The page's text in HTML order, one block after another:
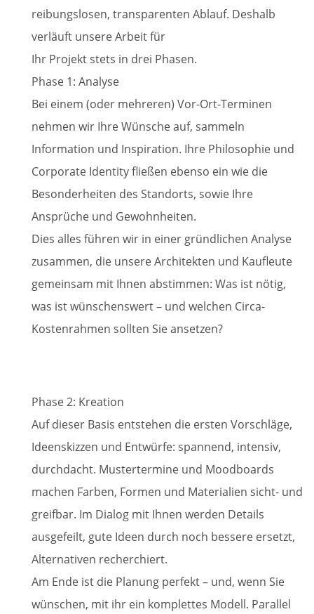
reibungslosen, transparenten Ablauf. Deshalb
verläuft unsere Arbeit für
Ihr Projekt stets in drei Phasen.
Phase 1: Analyse
Bei einem (oder mehreren) Vor-Ort-Terminen
nehmen wir Ihre Wünsche auf, sammeln
Information und Inspiration. Ihre Philosophie und
Corporate Identity fließen ebenso ein wie die
Besonderheiten des Standorts, sowie Ihre
Ansprüche und Gewohnheiten.
Dies alles führen wir in einer gründlichen Analyse
zusammen, die unsere Architekten und Kaufleute
gemeinsam mit Ihnen abstimmen: Was ist nötig,
was ist wünschenswert – und welchen Circa-
Kostenrahmen sollten Sie ansetzen?
Phase 2: Kreation
Auf dieser Basis entstehen die ersten Vorschläge,
Ideenskizzen und Entwürfe: spannend, intensiv,
durchdacht. Mustertermine und Moodboards
machen Farben, Formen und Materialien sicht- und
greifbar. Im Dialog mit Ihnen werden Details
ausgefeilt, gute Ideen durch noch bessere ersetzt,
Alternativen recherchiert.
Am Ende ist die Planung perfekt – und, wenn Sie
wünschen, mit ihr ein komplettes Modell. Parallel